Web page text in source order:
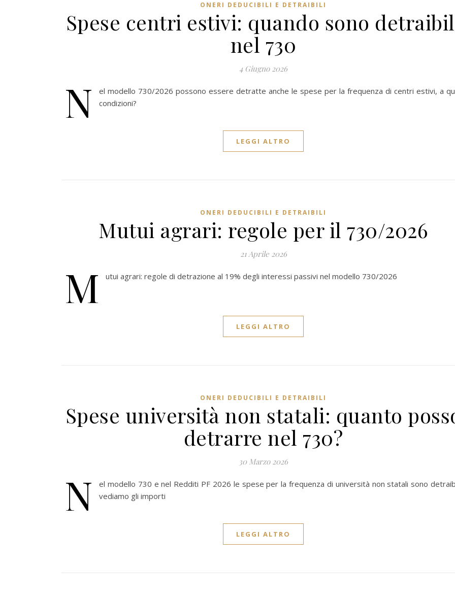
ONERI DEDUCIBILI E DETRAIBILI
Spese centri estivi: quando sono
nel 730
4 Giugno 2026
N
el modello 730/2026 possono essere detratte anche le spese per la frequenza di centri estivi, a
condizioni?
LEGGI ALTRO
ONERI DEDUCIBILI E DETRAIBILI
Mutui agrari: regole per il 730/2026
21 Aprile 2026
M utui agrari: regole di detrazione al 19% degli interessi passivi nel modello 730/2026
LEGGI ALTRO
ONERI DEDUCIBILI E DETRAIBILI
Spese università non statali: quanto
detrarre nel 730?
30 Marzo 2026
N
el modello 730 e nel Redditi PF 2026 le spese per la frequenza di università non statali sono
vediamo gli importi
LEGGI ALTRO